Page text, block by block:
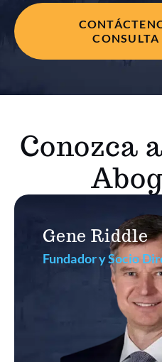
Conozca
Gene Riddle
Fundador y Socio